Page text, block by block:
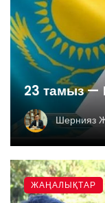
23 тамыз —
Шернияз
ЖАҢАЛЫҚТАР